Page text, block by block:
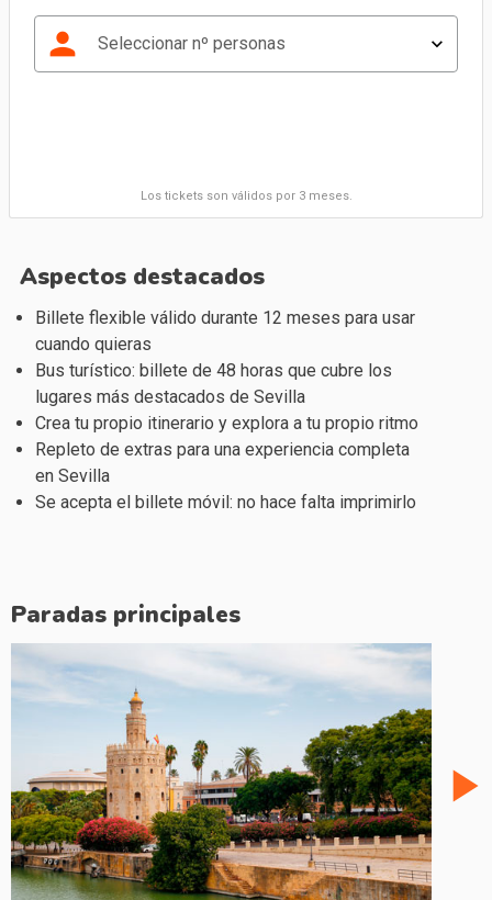
person Seleccionar nº personas
Los tickets son válidos por 3 meses.
Aspectos destacados
Billete flexible válido durante 12 meses para usar
cuando quieras
Bus turístico: billete de 48 horas que cubre los
lugares más destacados de Sevilla
Crea tu propio itinerario y explora a tu propio ritmo
Repleto de extras para una experiencia completa
en Sevilla
Se acepta el billete móvil: no hace falta imprimirlo
Paradas principales
play_arrow